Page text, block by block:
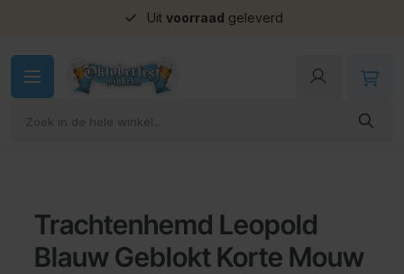
Uit voorraad geleverd
Trachtenhemd Leopold
Blauw Geblokt Korte Mouw